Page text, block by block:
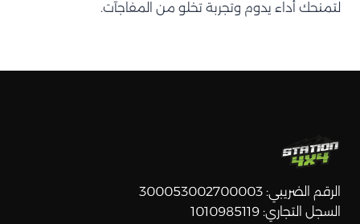
لتمنحك أداء يدوم وتجربة تخلو من المفاجآت.
الرقم الضريبي: 300053002700003
السجل التجاري: 1010985119